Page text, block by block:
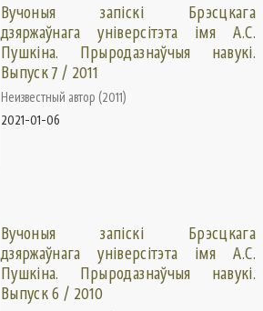
Вучоныя запіскі Брэсцкага
дзяржаўнага універсітэта імя А.С.
Пушкіна. Прыродазнаўчыя навукі.
Выпуск 7 / 2011
Неизвестный автор (2011)
2021-01-06
Вучоныя запіскі Брэсцкага
дзяржаўнага універсітэта імя А.С.
Пушкіна. Прыродазнаўчыя навукі.
Выпуск 6 / 2010